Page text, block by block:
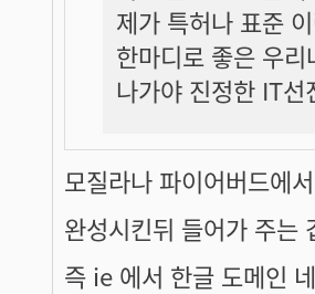
제가 특허나 표준
한마디로 좋은 우
나가야 진정한 IT
모질라나 파이어버드에
완성시킨뒤 들어가 주는
즉 ie 에서 한글 도메인